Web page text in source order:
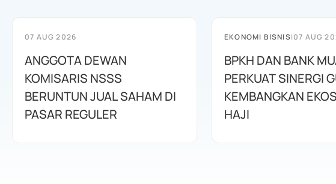
07 AUG 2026
ANGGOTA DEWAN
KOMISARIS NSSS
BERUNTUN JUAL SAHAM DI
PASAR REGULER
EKONOMI BISNIS|07 AUG
BPKH DAN BANK
PERKUAT SINERGI
KEMBANGKAN
HAJI